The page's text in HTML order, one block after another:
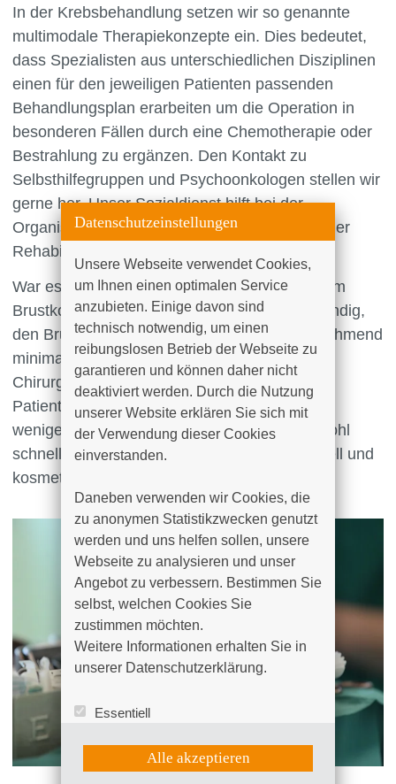
In der Krebsbehandlung setzen wir so genannte
multimodale Therapiekonzepte ein. Dies bedeutet,
dass Spezialisten aus unterschiedlichen Disziplinen
einen für den jeweiligen Patienten passenden
Behandlungsplan erarbeiten um die Operation in
besonderen Fällen durch eine Chemotherapie oder
Bestrahlung zu ergänzen. Den Kontakt zu
Selbsthilfegruppen und Psychoonkologen stellen wir
gerne her. Unser Sozialdienst hilft bei der
Organisation der Anschlussheilbehandlung oder
Rehabilitation.
War es bei Erkrankungen oder Verletzungen im
Brustkorb in der Vergangenheit häufig notwendig,
den Brustkorb zu öffnen, kommen heute zunehmend
minimal-invasive Techniken (Schlüsselloch-
Chirurgie) zum Einsatz. Die Vorteile für den
Patienten liegen auf der Hand: durch die weit
weniger belastende Behandlung werden sowohl
schnellere Erholungszeiten als auch funktionell und
kosmetisch bessere Ergebnisse erzielt.
Datenschutzeinstellungen
Unsere Webseite verwendet Cookies,
um Ihnen einen optimalen Service
anzubieten. Einige davon sind
technisch notwendig, um einen
reibungslosen Betrieb der Webseite zu
garantieren und können daher nicht
deaktiviert werden. Durch die Nutzung
unserer Website erklären Sie sich mit
der Verwendung dieser Cookies
einverstanden.
Daneben verwenden wir Cookies, die
zu anonymen Statistikzwecken genutzt
werden und uns helfen sollen, unsere
Webseite zu analysieren und unser
Angebot zu verbessern. Bestimmen Sie
selbst, welchen Cookies Sie
zustimmen möchten.
Weitere Informationen erhalten Sie in
unserer Datenschutzerklärung.
Essentiell
UX (Hotjar)Alle akzeptieren